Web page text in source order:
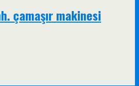
çamaşır makinesi